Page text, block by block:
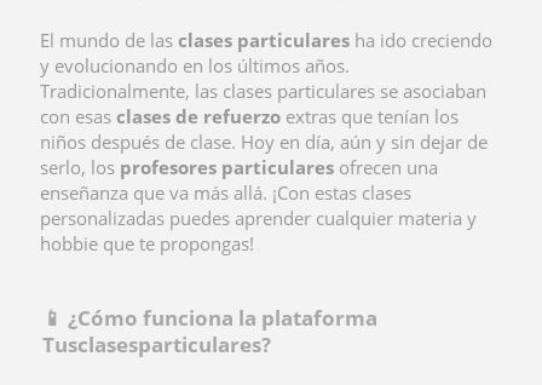
El mundo de las clases particulares ha ido creciendo
y evolucionando en los últimos años.
Tradicionalmente, las clases particulares se asociaban
con esas clases de refuerzo extras que tenían los
niños después de clase. Hoy en día, aún y sin dejar de
serlo, los profesores particulares ofrecen una
enseñanza que va más allá. ¡Con estas clases
personalizadas puedes aprender cualquier materia y
hobbie que te propongas!
📱 ¿Cómo funciona la plataforma
Tusclasesparticulares?